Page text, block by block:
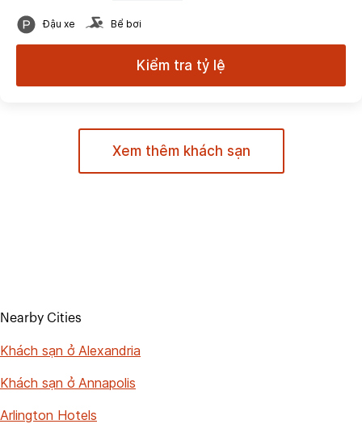
Đậu xe Bể bơi
Kiểm tra tỷ lệ
Xem thêm khách sạn
Nearby Cities
Khách sạn ở Alexandria
Khách sạn ở Annapolis
Arlington Hotels